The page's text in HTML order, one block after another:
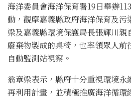
海洋委員會海洋保育署19日舉辦
動，觀摩嘉義縣政府海洋保育及
梁及嘉義縣環境保護局長張輝川
廢棄物製成的桌椅，也率領眾人
自動監測站視察。
翁章梁表示，縣府十分重視環境
再利用計畫，並積極推廣海洋循環